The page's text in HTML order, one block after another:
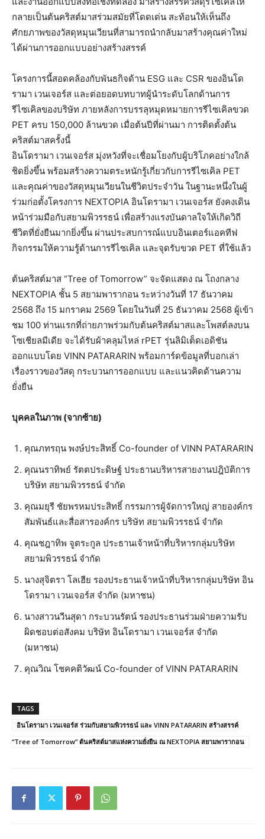
กลายเป็นต้นคริสต์มาสร่วมสมัยที่โดดเด่น สะท้อนให้เห็นถึง
ศักยภาพของวัสดุหมุนเวียนที่สามารถนำกลับมาสร้างคุณค่าใหม่
ได้ผ่านการออกแบบอย่างสร้างสรรค์
โครงการนี้สอดคล้องกับพันธกิจด้าน ESG และ CSR ของอินโด
รามา เวนเจอร์ส และต่อยอดบทบาทผู้นำระดับโลกด้านการ
รีไซเคิลของบริษัท ภายหลังการบรรลุหมุดหมายการรีไซเคิลขวด
PET ครบ 150,000 ล้านขวด เมื่อต้นปีที่ผ่านมา การติดตั้งต้น
คริสต์มาสครั้งนี้
อินโดรามา เวนเจอร์ส มุ่งหวังที่จะเชื่อมโยงกับผู้บริโภคอย่างใกล้
ชิดยิ่งขึ้น พร้อมสร้างความตระหนักรู้เกี่ยวกับการรีไซเคิล PET
และคุณค่าของวัสดุหมุนเวียนในชีวิตประจำวัน ในฐานะหนึ่งในผู้
ร่วมก่อตั้งโครงการ NEXTOPIA อินโดรามา เวนเจอร์ส ยังคงเดิน
หน้าร่วมมือกับสยามพิวรรธน์ เพื่อสร้างแรงบันดาลใจให้เกิดวิถี
ชีวิตที่ยั่งยืนมากยิ่งขึ้น ผ่านประสบการณ์แบบอินเตอร์แอคทีฟ
กิจกรรมให้ความรู้ด้านการรีไซเคิล และจุดรับขวด PET ที่ใช้แล้ว
ต้นคริสต์มาส “Tree of Tomorrow” จะจัดแสดง ณ โถงกลาง
NEXTOPIA ชั้น 5 สยามพารากอน ระหว่างวันที่ 17 ธันวาคม
2568 ถึง 15 มกราคม 2569 โดยในวันที่ 25 ธันวาคม 2568 ผู้เข้า
ชม 100 ท่านแรกที่ถ่ายภาพร่วมกับต้นคริสต์มาสและโพสต์ลงบน
โซเชียลมีเดีย จะได้รับผ้าคลุมไหล่ rPET รุ่นลิมิเต็ดเอดิชัน
ออกแบบโดย VINN PATARARIN พร้อมการ์ดข้อมูลที่บอกเล่า
เรื่องราวของวัสดุ กระบวนการออกแบบ และแนวคิดด้านความ
ยั่งยืน
บุคคลในภาพ (จากซ้าย)
คุณภทรฤน พงษ์ประสิทธิ์ Co-founder of VINN PATARARIN
คุณนราทิพย์ รัตตประดิษฐ์ ประธานบริหารสายงานปฎิบัติการ
บริษัท สยามพิวรรธน์ จำกัด
คุณมยุรี ชัยพรหมประสิทธิ์ กรรมการผู้จัดการใหญ่ สายองค์กร
สัมพันธ์และสื่อสารองค์กร บริษัท สยามพิวรรธน์ จำกัด
คุณชฎาทิพ จูตระกูล ประธานเจ้าหน้าที่บริหารกลุ่มบริษัท
สยามพิวรรธน์ จำกัด
นางสุจิตรา โลเฮีย รองประธานเจ้าหน้าที่บริหารกลุ่มบริษัท อิน
โดรามา เวนเจอร์ส จำกัด (มหาชน)
นางสาวนวีนสุดา กระบวนรัตน์ รองประธานร่วมฝ่ายความรับ
ผิดชอบต่อสังคม บริษัท อินโดรามา เวนเจอร์ส จำกัด
(มหาชน)
คุณวิณ โชคคติวัฒน์ Co-founder of VINN PATARARIN
TAGS
อินโดรามา เวนเจอร์ส ร่วมกับสยามพิวรรธน์ และ VINN PATARARIN สร้างสรรค์
“Tree of Tomorrow” ต้นคริสต์มาสแห่งความยั่งยืน ณ NEXTOPIA สยามพารากอน